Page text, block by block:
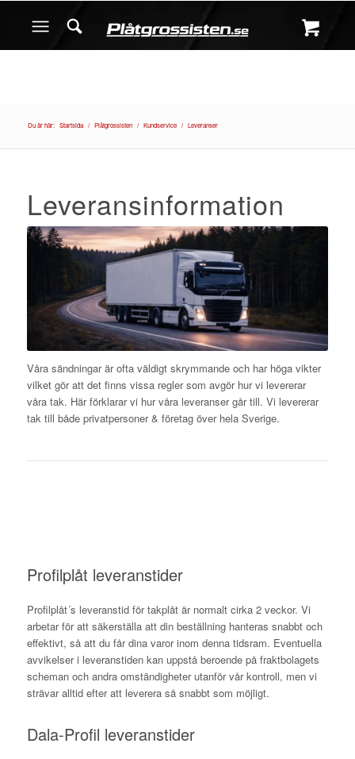
Du är här: Startsida / Plåtgrossisten / Kundservice / Leveranser
Leveransinformation
Våra sändningar är ofta väldigt skrymmande och har höga vikter
vilket gör att det finns vissa regler som avgör hur vi levererar
våra tak. Här förklarar vi hur våra leveranser går till. Vi levererar
tak till både privatpersoner & företag över hela Sverige.
Profilplåt leveranstider
Profilplåt´s leveranstid för takplåt är normalt cirka 2 veckor. Vi
arbetar för att säkerställa att din beställning hanteras snabbt och
effektivt, så att du får dina varor inom denna tidsram. Eventuella
avvikelser i leveranstiden kan uppstå beroende på fraktbolagets
scheman och andra omständigheter utanför vår kontroll, men vi
strävar alltid efter att leverera så snabbt som möjligt.
Dala-Profil leveranstider